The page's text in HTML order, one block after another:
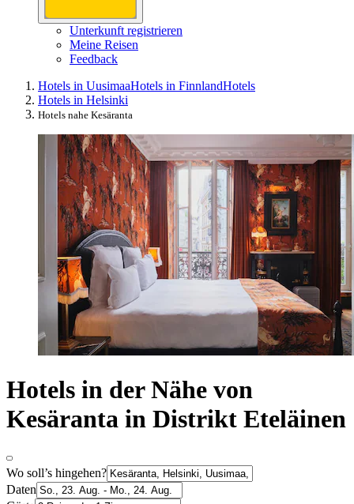
Unterkunft registrieren
Meine Reisen
Feedback
Hotels in UusimaaHotels in FinnlandHotels
Hotels in Helsinki
Hotels nahe Kesäranta
Hotels in der Nähe von
Kesäranta in Distrikt Eteläinen
Wo soll’s hingehen?
Daten